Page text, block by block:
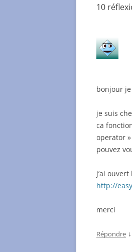
10
bonjour
je suis
ca
operator »
pouvez
j’ai
http://
merci
Répondre ↓